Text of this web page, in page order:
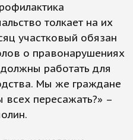
толкает на их
участковый обязан
о правонарушениях
работать для
Мы же граждане
пересажать?» –